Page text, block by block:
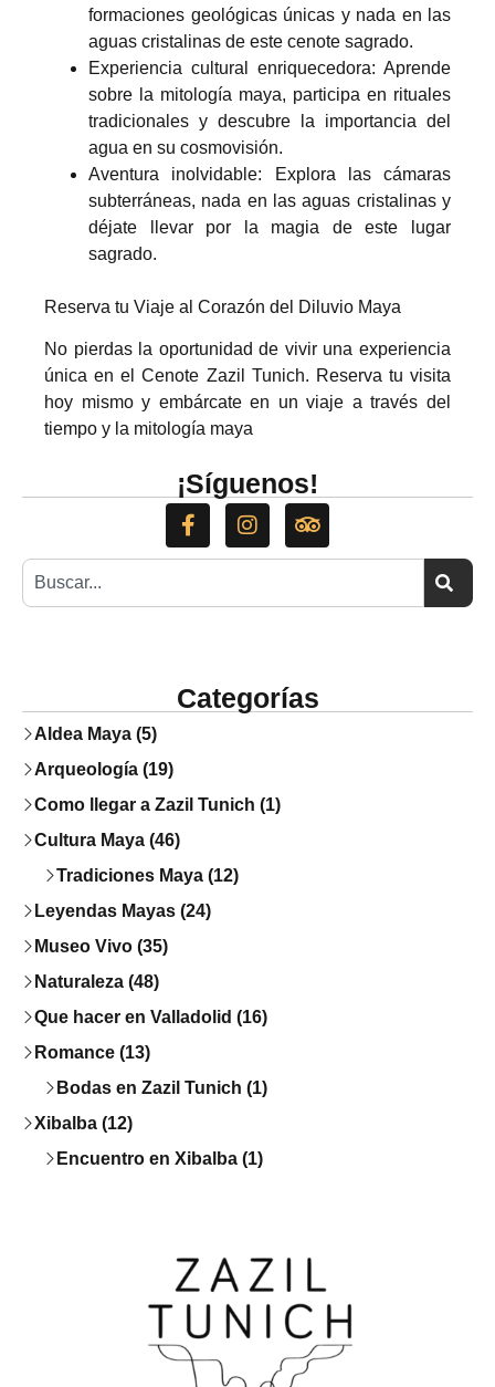
formaciones geológicas únicas y nada en las
aguas cristalinas de este cenote sagrado.
Experiencia cultural enriquecedora: Aprende
sobre la mitología maya, participa en rituales
tradicionales y descubre la importancia del
agua en su cosmovisión.
Aventura inolvidable: Explora las cámaras
subterráneas, nada en las aguas cristalinas y
déjate llevar por la magia de este lugar
sagrado.
Reserva tu Viaje al Corazón del Diluvio Maya
No pierdas la oportunidad de vivir una experiencia
única en el Cenote Zazil Tunich. Reserva tu visita
hoy mismo y embárcate en un viaje a través del
tiempo y la mitología maya
¡Síguenos!
Categorías
Aldea Maya (5)
Arqueología (19)
Como llegar a Zazil Tunich (1)
Cultura Maya (46)
Tradiciones Maya (12)
Leyendas Mayas (24)
Museo Vivo (35)
Naturaleza (48)
Que hacer en Valladolid (16)
Romance (13)
Bodas en Zazil Tunich (1)
Xibalba (12)
Encuentro en Xibalba (1)